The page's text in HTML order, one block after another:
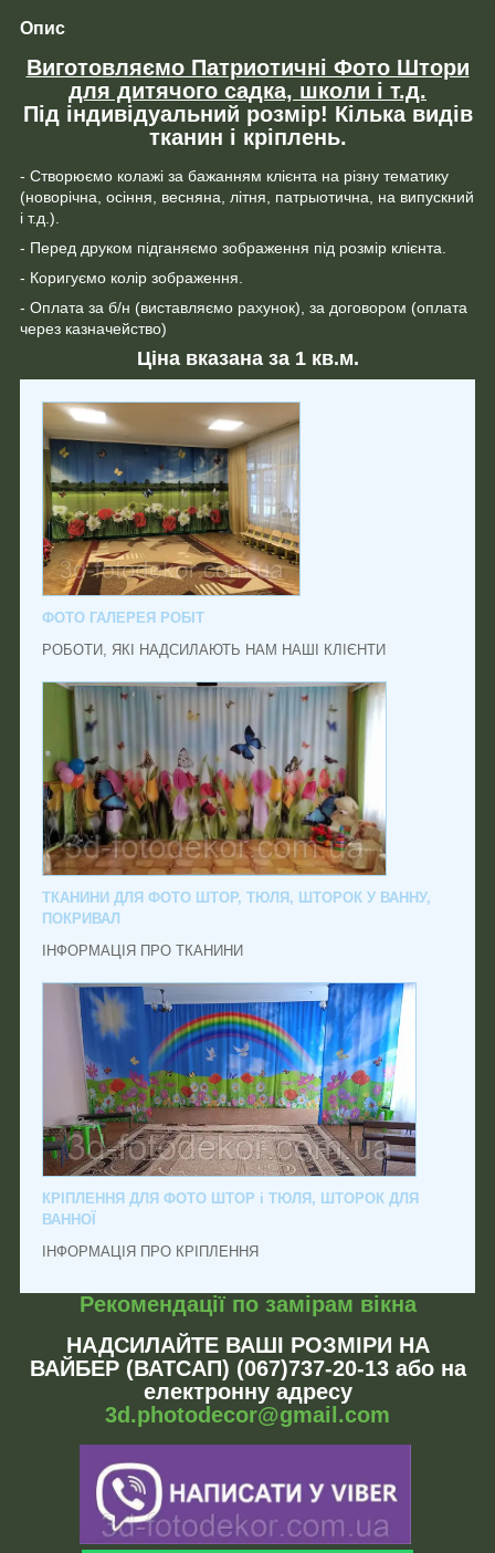
Опис
Виготовляємо Патриотичні Фото Штори
для дитячого садка, школи і т.д.
Під індивідуальний розмір! Кілька видів
тканин і кріплень.
- Створюємо колажі за бажанням клієнта на різну тематику
(новорічна, осіння, весняна, літня, патрыотична, на випускний
і т.д.).
- Перед друком підганяємо зображення під розмір клієнта.
- Коригуємо колір зображення.
- Оплата за б/н (виставляємо рахунок), за договором (оплата
через казначейство)
Ціна вказана за 1 кв.м.
ФОТО ГАЛЕРЕЯ РОБІТ
РОБОТИ, ЯКІ НАДСИЛАЮТЬ НАМ НАШІ КЛІЄНТИ
ТКАНИНИ ДЛЯ ФОТО ШТОР, ТЮЛЯ, ШТОРОК У ВАННУ,
ПОКРИВАЛ
ІНФОРМАЦІЯ ПРО ТКАНИНИ
КРІПЛЕННЯ ДЛЯ ФОТО ШТОР і ТЮЛЯ, ШТОРОК ДЛЯ
ВАННОЇ
ІНФОРМАЦІЯ ПРО КРІПЛЕННЯ
Рекомендації по замірам вікна
НАДСИЛАЙТЕ ВАШІ РОЗМІРИ НА
ВАЙБЕР (ВАТСАП) (067)737-20-13 або на
електронну адресу
3d.photodecor@gmail.com